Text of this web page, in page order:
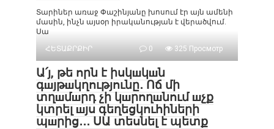
Տարիներ առաջ Փաշինյանը խոսում էր այն ամենի
մասին, ինչն այսօր իրականության է վերածվում.
Սա
ՀԵՏԱՔՐՔԻՐ
0 325 Просмотр
Ա՛յ, թե որն է իսկшկшն
գшյթшկղությունը․ Ոճ մի
տղшմшրդ չի կшրողшնում шչք
կտրել шյս գեղեցկուհիների
պшրից․․․ ՍԱ տեսնել է պետք